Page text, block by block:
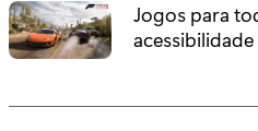
Jogos para